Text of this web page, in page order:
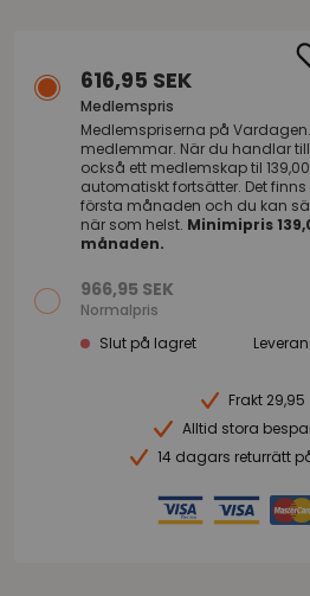
616,95 SEK
Medlemspris
Medlemspriserna på
medlemmar. När du handlar
också ett medlemskap til
automatiskt fortsätter. Det
första månaden och du kan
när som helst. Minimipris
månaden.
966,95 SEK
Normalpris
Slut på lagret
Frakt 29,95
Alltid stora
14 dagars returrätt